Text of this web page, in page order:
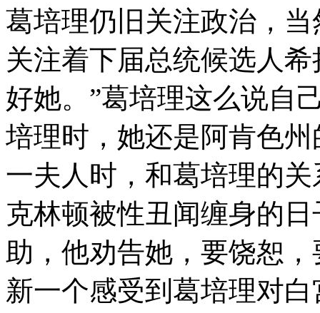
葛培理仍旧关注政治，
关注着下届总统候选人
好她。”葛培理这么说自
培理时，她还是阿肯色
一夫人时，和葛培理的
克林顿被性丑闻缠身的
助，他劝告她，要饶恕
新一个感受到葛培理对